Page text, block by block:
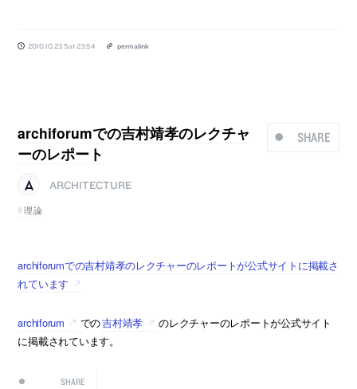
2010.10.23 Sat 23:54 permalink
SHARE
archiforumでの吉村靖孝のレクチャ
ーのレポート
ARCHITECTURE
理論
archiforumでの吉村靖孝のレクチャーのレポートが公式サイトに掲載さ
れています
archiforum での吉村靖孝
のレクチャーのレポートが公式サイト
に掲載されています。
SHARE